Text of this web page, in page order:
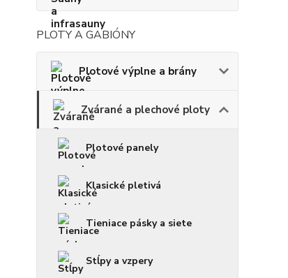
PLOTY A GABIÓNY
Plotové výplne a brány
Zvárané a plechové ploty
Plotové panely
Klasické pletivá
Tieniace pásky a siete
Stĺpy a vzpery